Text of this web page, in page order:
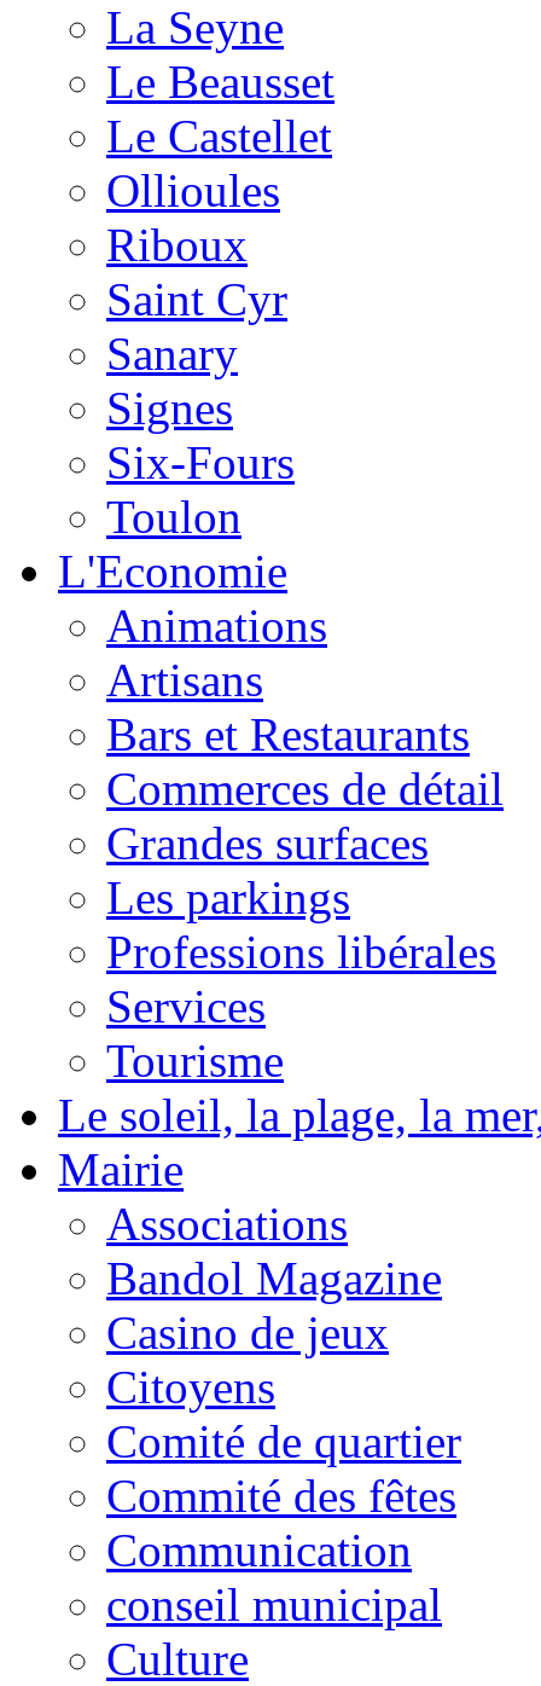
La Seyne
Le Beausset
Le Castellet
Ollioules
Riboux
Saint Cyr
Sanary
Signes
Six-Fours
Toulon
L'Economie
Animations
Artisans
Bars et Restaurants
Commerces de détail
Grandes surfaces
Les parkings
Professions libérales
Services
Tourisme
Le soleil, la plage, la
Mairie
Associations
Bandol Magazine
Casino de jeux
Citoyens
Comité de quartier
Commité des fêtes
Communication
conseil municipal
Culture